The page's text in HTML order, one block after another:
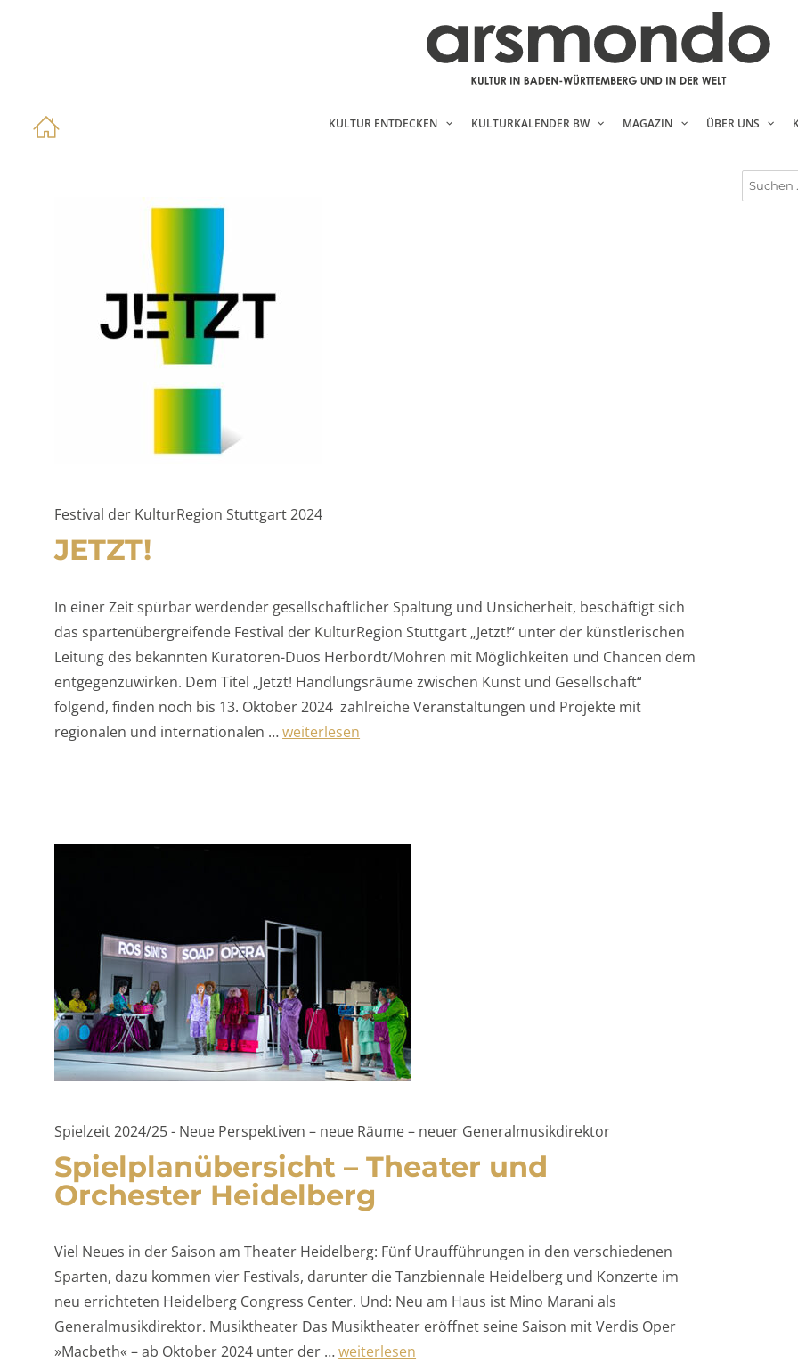
KULTUR ENTDECKEN KULTURKALENDER BW MAGAZIN ÜBER UNS
Festival der KulturRegion Stuttgart 2024
JETZT!
In einer Zeit spürbar werdender gesellschaftlicher Spaltung und Unsicherheit, beschäftigt sich
das spartenübergreifende Festival der KulturRegion Stuttgart „Jetzt!“ unter der künstlerischen
Leitung des bekannten Kuratoren-Duos Herbordt/Mohren mit Möglichkeiten und Chancen dem
entgegenzuwirken. Dem Titel „Jetzt! Handlungsräume zwischen Kunst und Gesellschaft“
folgend, finden noch bis 13. Oktober 2024 zahlreiche Veranstaltungen und Projekte mit
regionalen und internationalen …„JETZT!“
weiterlesen
Spielzeit 2024/25 - Neue Perspektiven – neue Räume – neuer Generalmusikdirektor
Spielplanübersicht – Theater und
Orchester Heidelberg
Viel Neues in der Saison am Theater Heidelberg: Fünf Uraufführungen in den verschiedenen
Sparten, dazu kommen vier Festivals, darunter die Tanzbiennale Heidelberg und Konzerte im
neu errichteten Heidelberg Congress Center. Und: Neu am Haus ist Mino Marani als
Generalmusikdirektor. Musiktheater Das Musiktheater eröffnet seine Saison mit Verdis Oper
»Macbeth« – ab Oktober 2024 unter der …„Spielplanübersicht – Theater und Orchester Heidelberg“
weiterlesen
Suchen
nach: